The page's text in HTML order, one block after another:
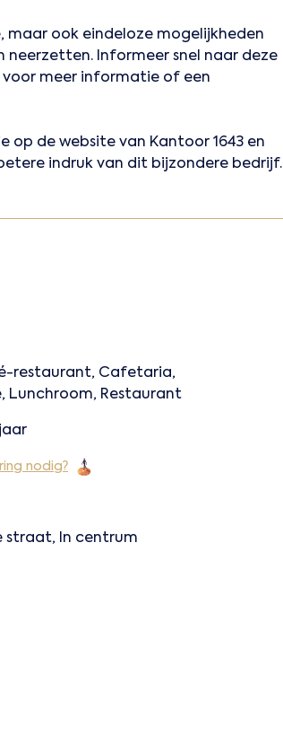
maar ook eindeloze mogelijkheden
Informeer snel naar deze
voor meer informatie of een
op de website van Kantoor 1643 en
indruk van dit bijzondere bedrijf.
restaurant, Cafetaria,
Lunchroom, Restaurant
nodig?
straat, In centrum